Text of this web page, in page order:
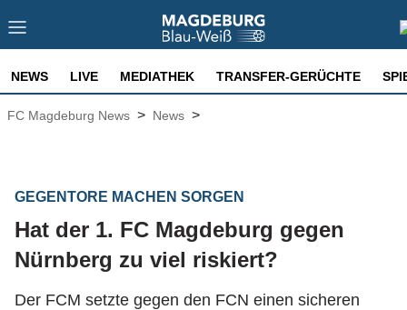
NEWS LIVE MEDIATHEK TRANSFER-GERÜCHTE
FC Magdeburg News > News >
GEGENTORE MACHEN SORGEN
Hat der 1. FC Magdeburg gegen
Nürnberg zu viel riskiert?
Der FCM setzte gegen den FCN einen sicheren